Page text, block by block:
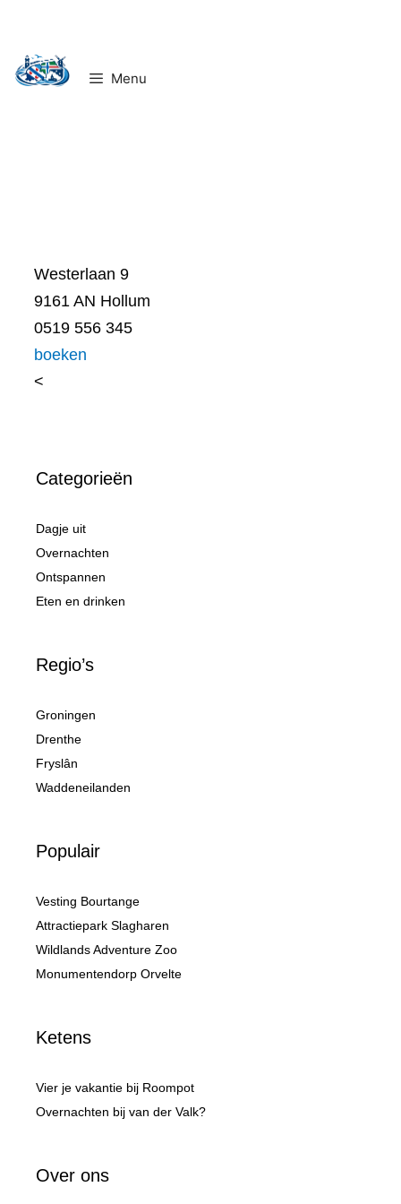
de
Menu
Westerlaan 9
9161 AN Hollum
0519 556 345
boeken
<
Categorieën
Dagje uit
Overnachten
Ontspannen
Eten en drinken
Regio’s
Groningen
Drenthe
Fryslân
Waddeneilanden
Populair
Vesting Bourtange
Attractiepark Slagharen
Wildlands Adventure Zoo
Monumentendorp Orvelte
Ketens
Vier je vakantie bij Roompot
Overnachten bij van der Valk?
Over ons